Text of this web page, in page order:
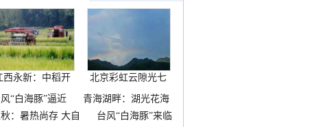
西永新：中稻开
镰抢
北京彩虹云隙光七
彩云
“白海豚”逼近
青海湖畔：湖光花海
：暑热尚存 大自
台风“白海豚”来临